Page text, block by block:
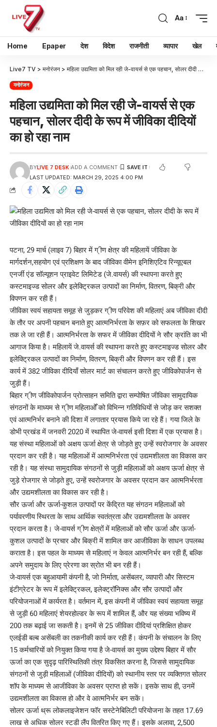
Aa
Home Epaper देश विदेश राजनीती व्यापार खेल
Live7 TV > मनोरंजन > महिला उद्यमिता को मिल रही जे-वायर्स से एक पहचान, सोलर दीदी के रूप में जीविका दीदियों का हो रहा नाम
मनोरंजन
महिला उद्यमिता को मिल रही जे-वायर्स से एक
पहचान, सोलर दीदी के रूप में जीविका दीदियों
का हो रहा नाम
LAST UPDATED: MARCH 29, 2025 4:00 PM
BYLIVE 7 DESK ADD A COMMENT
पटना, 29 मार्च (लाइव 7) बिहार में ग् ीण क्षेत्र की महिलायें जीविका के
मार्गदर्शन,सहयोग एवं प्रशिक्षण के बाद जीविका वीमेन इनिशिएटिव रिन्यूएबल
एनर्जी एंड सॉल्यूशन प्राइवेट लिमिटेड (जे.वायर्स) की स्थापना करते हुए
कस्टमाइज्ड सोलर और इलेक्ट्रिकल उत्पादों का निर्माण, वितरण, बिक्री और
विपणन कर रही हैं।
जीविका स्वयं सहायता समूह से जुड़कर ग् ीण परिवेश की महिलाएं अब जीविका दीदी
के तौर पर अपनी पहचान बनाते हुए आत्मनिर्भरता के सफ़र को सफलता के शिखर
तक ले जा रही हैं। आत्मनिर्भरता के सफर में जीविका दीदियों ने सौर क्रांति का भी
आगाज किया है। महिलायें जे.वायर्स की स्थापना करते हुए कस्टमाइज्ड सोलर और
इलेक्ट्रिकल उत्पादों का निर्माण, वितरण, बिक्री और विपणन कर रही हैं। इस
कार्य में 382 जीविका दीदियाँ सोलर मार्ट का संचालन करते हुए जीविकोपार्जन से
जुड़ी हैं।
बिहार ग् ीण जीविकोपार्जन प्रोत्साहन समिति द्वारा सम्पोषित जीविका सामुदायिक
संगठनों के माध्यम से ग् ीण महिलाओँ को विभिन्न गतिविधियों से जोड़ कर सशक्त
एवं आत्मनिर्भर बनाने की दिशा में लगातार प्रयास किये जा रहे हैं। गया जिले के
डोभी प्रखंड में जनवरी 2020 में स्थापित जे-वायर्स इसी दिशा में एक प्रयास है।
यह संस्था महिलाओं को अक्षय ऊर्जा क्षेत्र से जोड़ते हुए उन्हें स्वरोजगार के अवसर
प्रदान कर रही है। यह महिलाओं में आत्मनिर्भरता एवं उद्यमशीलता का विकास कर
रही है। यह संस्था सामुदायिक संगठनों से जुड़ी महिलाओं को अक्षय ऊर्जा क्षेत्र से
जुड़े रोजगार से जोड़ते हुए, उन्हें स्वरोजगार के अवसर प्रदान कर आत्मनिर्भरता
और उद्यमशीलता का विकास कर रही है।
सौर ऊर्जा और ऊर्जा-कुशल उत्पादों पर केंद्रित यह संगठन महिलाओं को
पर्यावरणीय स्थिरता के साथ आर्थिक स्वतंत्रता और उद्यमशीलता के अवसर
प्रदान करता है। जे-वायर्स ग् ीण क्षेत्रों में महिलाओं को सौर ऊर्जा और ऊर्जा-
कुशल उत्पादों के प्रचार और बिक्री में शामिल कर आजीविका के साधन उपलब्ध
कराता है। इस पहल के माध्यम से महिलाएं न केवल आत्मनिर्भर बन रही हैं, बल्कि
अपने समुदाय के लिए प्रेरणा का स्रोत भी बन रही हैं।
जे-वायर्स एक बहुआयामी कंपनी है, जो निर्माता, असेंबलर, व्यापारी और सिस्टम
इंटीग्रेटर के रूप में इलेक्ट्रिकल, इलेक्ट्रॉनिक्स और सौर उत्पादों और
परियोजनाओं में कार्यरत है। वर्तमान में, इस कंपनी में जीविका स्वयं सहायता समूह
से जुड़ी 60 महिलाएं शेयरहोल्डर के रूप में शामिल हैं, और यह संख्या भविष्य में
200 तक बढ़ाई जा सकती है। इनमें से 25 जीविका दीदियां प्रशिक्षित होकर
एलईडी बल्ब असेंबली का तकनीकी कार्य कर रही हैं। कंपनी के संचालन के लिए
15 कर्मचारियों को नियुक्त किया गया है जे-वायर्स का मुख्य उद्देश्य बिहार में सौर
ऊर्जा का एक सुदृढ़ पारिस्थितिकी तंत्र विकसित करना है, जिससे सामुदायिक
संगठनों से जुड़ी महिलाओं (जीविका दीदियों) को स्थानीय स्तर पर व्यक्तिगत सोलर
शॉप के माध्यम से आजीविका के अवसर प्राप्त हो सकें। इसके साथ ही, उनमें
उद्यमशीलता का विकास हो और वे आत्मनिर्भर बन सकें।
सोलर ऊर्जा थ्रू लोकलाइजेशन फॉर सस्टेनेबिलिटी परियोजना के तहत 17.69
लाख से अधिक सोलर स्टडी लैंप वितरित किए गए हैं। इसके अलावा, 2,500